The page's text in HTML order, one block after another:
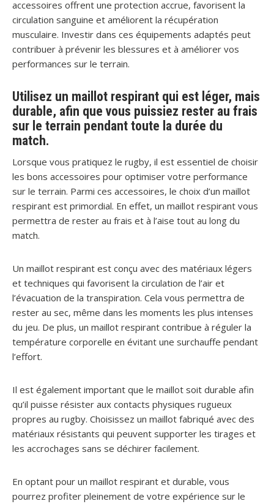
accessoires offrent une protection accrue, favorisent la
circulation sanguine et améliorent la récupération
musculaire. Investir dans ces équipements adaptés peut
contribuer à prévenir les blessures et à améliorer vos
performances sur le terrain.
Utilisez un maillot respirant qui est léger, mais
durable, afin que vous puissiez rester au frais
sur le terrain pendant toute la durée du
match.
Lorsque vous pratiquez le rugby, il est essentiel de choisir
les bons accessoires pour optimiser votre performance
sur le terrain. Parmi ces accessoires, le choix d’un maillot
respirant est primordial. En effet, un maillot respirant vous
permettra de rester au frais et à l’aise tout au long du
match.
Un maillot respirant est conçu avec des matériaux légers
et techniques qui favorisent la circulation de l’air et
l’évacuation de la transpiration. Cela vous permettra de
rester au sec, même dans les moments les plus intenses
du jeu. De plus, un maillot respirant contribue à réguler la
température corporelle en évitant une surchauffe pendant
l’effort.
Il est également important que le maillot soit durable afin
qu’il puisse résister aux contacts physiques rugueux
propres au rugby. Choisissez un maillot fabriqué avec des
matériaux résistants qui peuvent supporter les tirages et
les accrochages sans se déchirer facilement.
En optant pour un maillot respirant et durable, vous
pourrez profiter pleinement de votre expérience sur le